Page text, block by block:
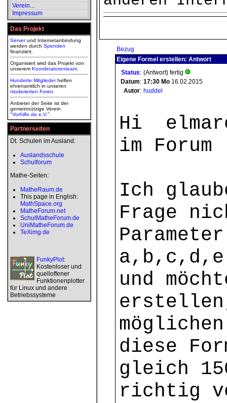
Verein...
Impressum
Das Projekt
Serverund Internetanbindung
werden durch Spenden
finanziert.
Organisiert wird das Projekt von
unserem Koordinatorenteam
Hunderte Mitgliederhelfen
ehrenamtlich in unseren
moderierten Foren
Anbieter der Seite ist der
gemeinnützige Verein
"Vorhilfe.de e.V.".
Partnerseiten
Dt. Schulen im Ausland:
Auslandsschule
Schulforum
Mathe-Seiten:
MatheRaum.de
This page in English:
MathSpace.org
MatheForum.net
SchulMatheForum.de
UniMatheForum.de
TeXimg.de
FunkyPlot:
Kostenloser und
quelloffener
Funktionenplotter
für Linux und andere
Betriebssysteme
Bezug
Eigene Formel erstellen: Antwort
Status: (Antwort) fertig
Datum: 17:30 Mo 16.02.2015
Autor: huddel
Hi
im
Ich
Frage
a,b,c,d,e
und
diese
gleich
richtig